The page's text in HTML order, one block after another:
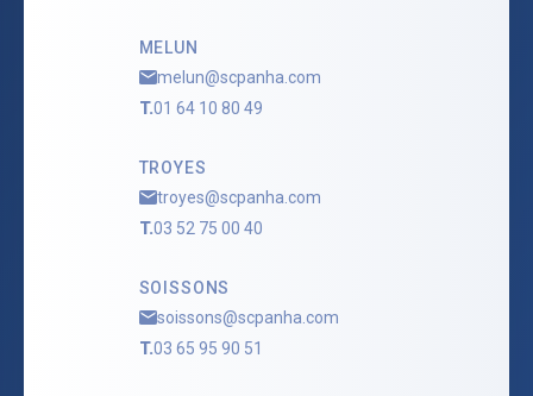
MELUN
melun@scpanha.com
T.01 64 10 80 49
TROYES
troyes@scpanha.com
T.03 52 75 00 40
SOISSONS
soissons@scpanha.com
T.03 65 95 90 51